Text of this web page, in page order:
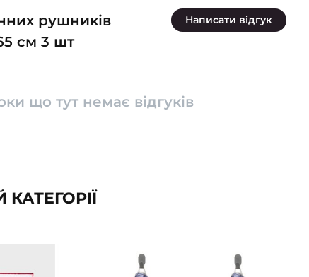
рушників
см 3 шт
Написати відгук
що тут немає відгуків